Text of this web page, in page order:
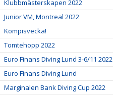
Klubbmästerskapen 2022
Junior VM, Montreal 2022
Kompisvecka!
Tomtehopp 2022
Euro Finans Diving Lund 3-6/11 2022
Euro Finans Diving Lund
Marginalen Bank Diving Cup 2022